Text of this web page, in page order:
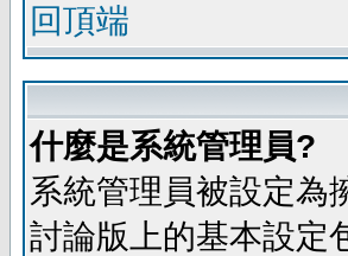
回頂端
什麼是系統管理員?
系統管理員被設定為
討論版上的基本設定